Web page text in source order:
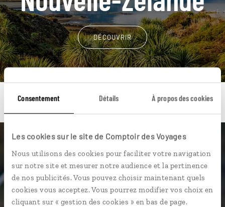
Consentement Détails À propos des cookies
Les cookies sur le site de Comptoir des Voyages
Nous utilisons des cookies pour faciliter votre navigation
sur notre site et mesurer notre audience et la pertinence
de nos publicités. Vous pouvez choisir maintenant quels
cookies vous acceptez. Vous pourrez modifier vos choix en
cliquant sur « gestion des cookies » en bas de page.
DÉCOUVRIR
Une envie de voyage
particulière ?